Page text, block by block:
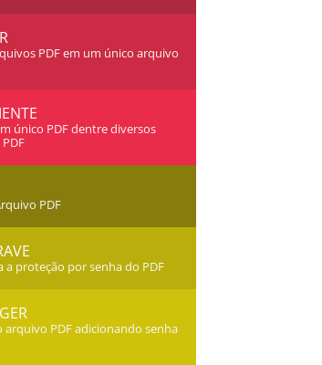
PDF em um único arquivo
único PDF dentre diversos
PDF
a proteção por senha do PDF
arquivo PDF adicionando senha